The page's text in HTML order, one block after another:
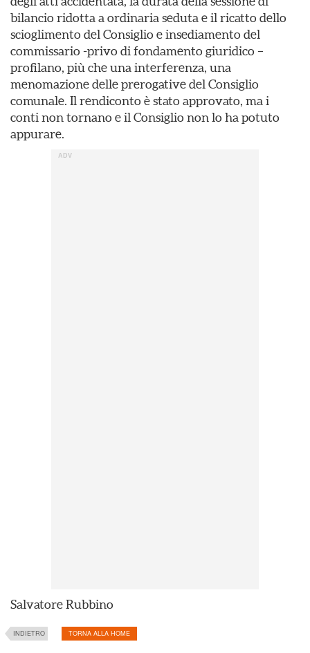
bilancio ridotta a ordinaria seduta e il ricatto dello
scioglimento del Consiglio e insediamento del
commissario -privo di fondamento giuridico –
profilano, più che una interferenza, una
menomazione delle prerogative del Consiglio
comunale. Il rendiconto è stato approvato, ma i
conti non tornano e il Consiglio non lo ha potuto
appurare.
Salvatore Rubbino
INDIETRO TORNA ALLA HOME